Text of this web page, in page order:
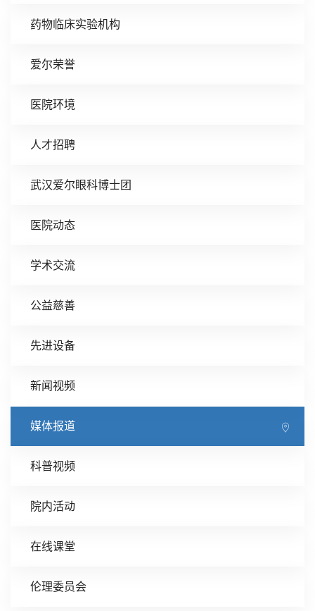
药物临床实验机构
爱尔荣誉
医院环境
人才招聘
武汉爱尔眼科博士团
医院动态
学术交流
公益慈善
先进设备
新闻视频
媒体报道
科普视频
院内活动
在线课堂
伦理委员会